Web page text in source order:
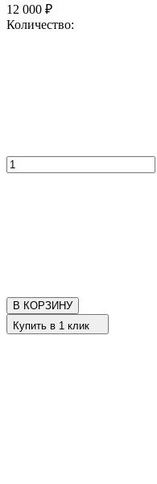
12 000 ₽
Количество:
В КОРЗИНУ
Купить в 1 клик